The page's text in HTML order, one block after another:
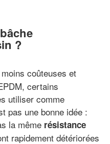
?
coûteuses et
certains
utiliser comme
pas une bonne idée :
la même résistance
rapidement détériorées